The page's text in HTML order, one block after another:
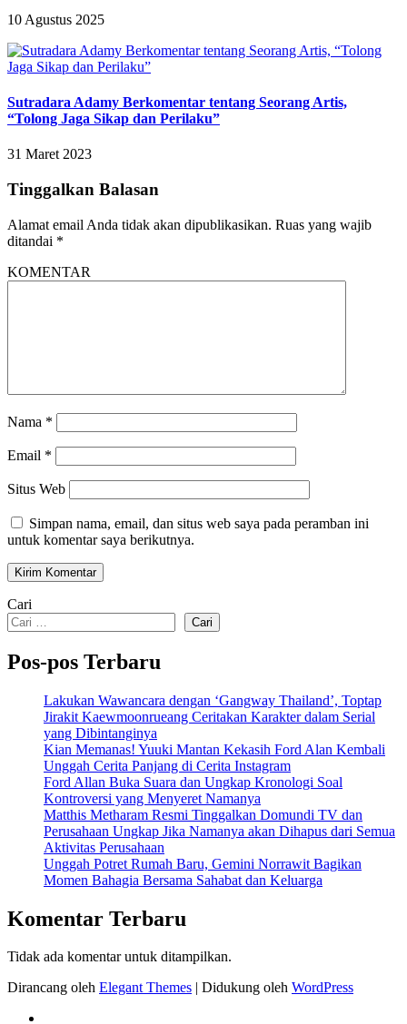
10 Agustus 2025
Sutradara Adamy Berkomentar tentang Seorang Artis,
“Tolong Jaga Sikap dan Perilaku”
31 Maret 2023
Tinggalkan Balasan
Alamat email Anda tidak akan dipublikasikan. Ruas yang wajib
ditandai *
KOMENTAR
Nama *
Email *
Situs Web
Simpan nama, email, dan situs web saya pada peramban ini
untuk komentar saya berikutnya.
Cari
Cari
Pos-pos Terbaru
Lakukan Wawancara dengan ‘Gangway Thailand’, Toptap
Jirakit Kaewmoonrueang Ceritakan Karakter dalam Serial
yang Dibintanginya
Kian Memanas! Yuuki Mantan Kekasih Ford Alan Kembali
Unggah Cerita Panjang di Cerita Instagram
Ford Allan Buka Suara dan Ungkap Kronologi Soal
Kontroversi yang Menyeret Namanya
Matthis Metharam Resmi Tinggalkan Domundi TV dan
Perusahaan Ungkap Jika Namanya akan Dihapus dari Semua
Aktivitas Perusahaan
Unggah Potret Rumah Baru, Gemini Norrawit Bagikan
Momen Bahagia Bersama Sahabat dan Keluarga
Komentar Terbaru
Tidak ada komentar untuk ditampilkan.
Dirancang oleh Elegant Themes | Didukung oleh WordPress